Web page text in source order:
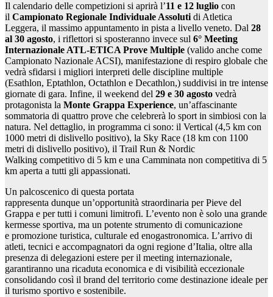
Il calendario delle competizioni si aprirà l’11 e 12 luglio con
il Campionato Regionale Individuale Assolutidi Atletica
Leggera, il massimo appuntamento in pista a livello veneto. Dal 28
al 30 agosto, i riflettori si sposteranno invece sul 6° Meeting
Internazionale ATL-ETICA Prove Multiple (valido anche come
Campionato Nazionale ACSI), manifestazione di respiro globale che
vedrà sfidarsi i migliori interpreti delle discipline multiple
(Esathlon, Eptathlon, Octathlon e Decathlon,) suddivisi in tre intense
giornate di gara. Infine, il weekend del 29 e 30 agosto vedrà
protagonista la Monte Grappa Experience, un’affascinante
sommatoria di quattro prove che celebrerà lo sport in simbiosi con la
natura. Nel dettaglio, in programma ci sono: il Vertical (4,5 km con
1000 metri di dislivello positivo), la Sky Race (18 km con 1100
metri di dislivello positivo), il Trail Run & Nordic
Walking competitivo di 5 km e una Camminata non competitiva di 5
km aperta a tutti gli appassionati.
Un palcoscenico di questa portata
rappresenta dunque un’opportunità straordinaria per Pieve del
Grappa e per tutti i comuni limitrofi. L’evento non è solo una grande
kermesse sportiva, ma un potente strumento di comunicazione
e promozione turistica, culturale ed enogastronomica. L’arrivo di
atleti, tecnici e accompagnatori da ogni regione d’Italia, oltre alla
presenza di delegazioni estere per il meeting internazionale,
garantiranno una ricaduta economica e di visibilità eccezionale
consolidando così il brand del territorio come destinazione ideale per
il turismo sportivo e sostenibile.